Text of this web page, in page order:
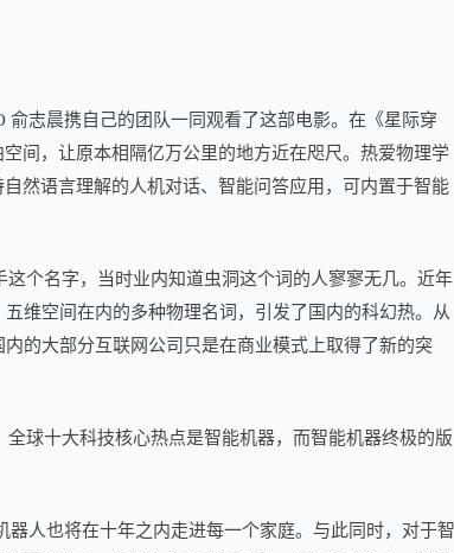
俞志晨携自己的团队一同观看了这部电影。在《星际穿
间，让原本相隔亿万公里的地方近在咫尺。热爱物理学
然语言理解的人机对话、智能问答应用，可内置于智能
个名字，当时业内知道虫洞这个词的人寥寥无几。近年
维空间在内的多种物理名词，引发了国内的科幻热。从
的大部分互联网公司只是在商业模式上取得了新的突
球十大科技核心热点是智能机器，而智能机器终极的版
人也将在十年之内走进每一个家庭。与此同时，对于智